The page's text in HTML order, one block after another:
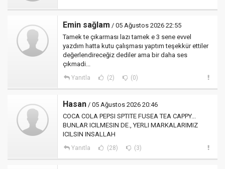
Emin sağlam / 05 Ağustos 2026 22:55
Tamek te çıkarması lazı tamek e 3 sene evvel
yazdım hatta kutu çalışması yaptım teşekkür ettiler
değerlendireceğiz dediler ama bir daha ses
çıkmadi...
Yanıtla (2) (0)
Hasan / 05 Ağustos 2026 20:46
COCA COLA PEPSI SPTITE FUSEA TEA CAPPY...
BUNLAR ICILMESIN DE., YERLI MARKALARIMIZ
ICILSIN INSALLAH
Yanıtla (28) (3)